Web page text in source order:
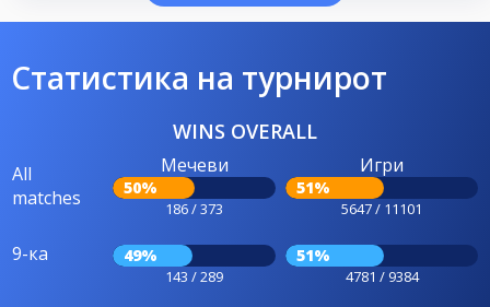
Статистика на турнирот
WINS OVERALL
All
matches
Мечеви
50%
186 / 373
Игри
51%
5647 / 11101
9-ка 49%
143 / 289
51%
4781 / 9384